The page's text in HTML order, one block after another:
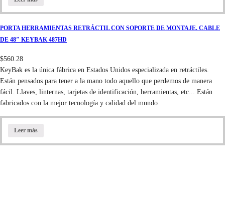
PORTA HERRAMIENTAS RETRÁCTIL CON SOPORTE DE MONTAJE. CABLE
DE 48″ KEYBAK 487HD
$560.28
KeyBak es la única fábrica en Estados Unidos especializada en retráctiles.
Están pensados para tener a la mano todo aquello que perdemos de manera
fácil. Llaves, linternas, tarjetas de identificación, herramientas, etc... Están
fabricados con la mejor tecnología y calidad del mundo.
Leer más